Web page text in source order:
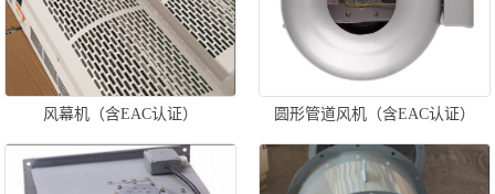
风幕机（含EAC认证） 圆形管道风机（含EAC认证）